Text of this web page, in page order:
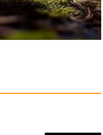
für...